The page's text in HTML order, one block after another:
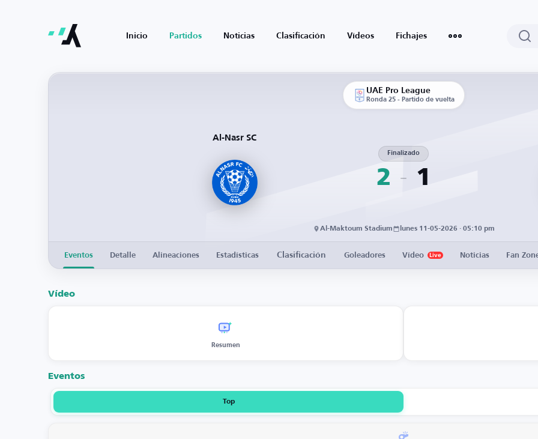
Inicio Partidos Noticias Clasificación Vídeos Fichajes
UAE Pro League
Ronda 25 - Partido de vuelta
Al-Nasr SC
2
Finalizado
1
Al-Maktoum Stadium lunes 11-05-2026 · 05:10 pm
Eventos Detalle Alineaciones Estadísticas Clasificación Goleadores Vídeo Live Noticias Fan
Vídeo
Resumen
Eventos
Top